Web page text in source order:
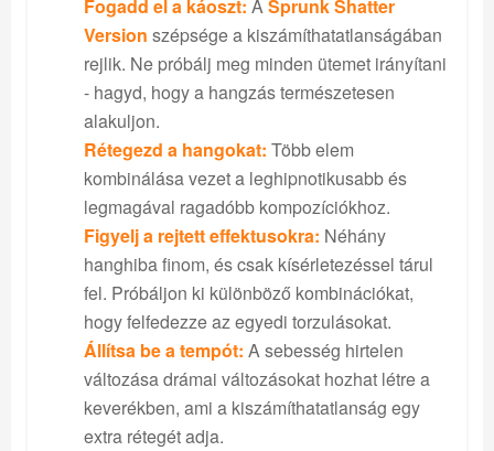
Fogadd el a káoszt: ASprunk Shatter
Version szépsége a kiszámíthatatlanságában
rejlik. Ne próbálj meg minden ütemet irányítani
- hagyd, hogy a hangzás természetesen
alakuljon.
Rétegezd a hangokat: Több elem
kombinálása vezet a leghipnotikusabb és
legmagával ragadóbb kompozíciókhoz.
Figyelj a rejtett effektusokra: Néhány
hanghiba finom, és csak kísérletezéssel tárul
fel. Próbáljon ki különböző kombinációkat,
hogy felfedezze az egyedi torzulásokat.
Állítsa be a tempót: A sebesség hirtelen
változása drámai változásokat hozhat létre a
keverékben, ami a kiszámíthatatlanság egy
extra rétegét adja.